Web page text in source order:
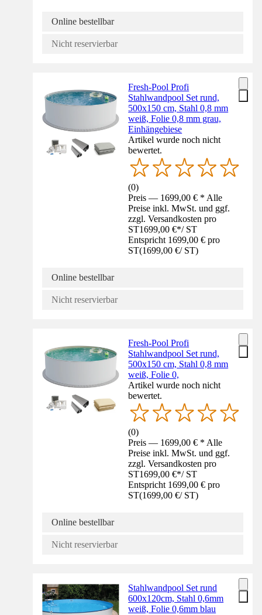
Online bestellbar
Nicht reservierbar
Fresh-Pool Profi
Stahlwandpool Set rund,
500x150 cm, Stahl 0,8 mm
weiß, Folie 0,8 mm grau,
Einhängebiese
Artikel wurde noch nicht
bewertet.
(0)
Preis — 1699,00 € * Alle
Preise inkl. MwSt. und ggf.
zzgl. Versandkosten pro
ST1699,00 €*/ ST
Entspricht 1699,00 € pro
ST(1699,00 €/ ST)
Online bestellbar
Nicht reservierbar
Fresh-Pool Profi
Stahlwandpool Set rund,
500x150 cm, Stahl 0,8 mm
weiß, Folie 0,
Artikel wurde noch nicht
bewertet.
(0)
Preis — 1699,00 € * Alle
Preise inkl. MwSt. und ggf.
zzgl. Versandkosten pro
ST1699,00 €*/ ST
Entspricht 1699,00 € pro
ST(1699,00 €/ ST)
Online bestellbar
Nicht reservierbar
Stahlwandpool Set rund
600x120cm, Stahl 0,6mm
weiß, Folie 0,6mm blau